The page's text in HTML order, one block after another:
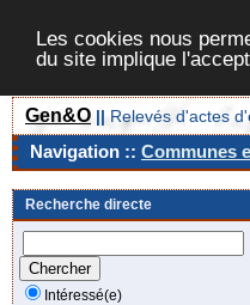
Les cookies nous
du site implique
Gen&O || Relevés d'actes
Navigation :: Communes
Recherche directe
Intéressé(e)